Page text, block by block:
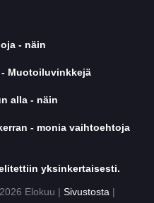
- näin
Muotoiluvinkkejä
alla - näin
- monia vaihtoehtoja
yksinkertaisesti.
Elokuu | Sivustosta |